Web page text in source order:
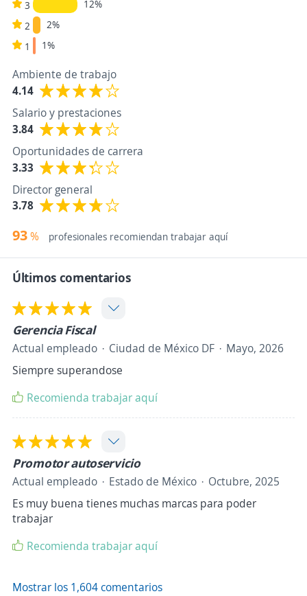
3
12%
2
2%
1
1%
Ambiente de trabajo
4.14
Salario y prestaciones
3.84
Oportunidades de carrera
3.33
Director general
3.78
93% profesionales recomiendan trabajar aquí
Últimos comentarios
Gerencia Fiscal
Actual empleado Ciudad de México DF
Mayo, 2026
Siempre superandose
Recomienda trabajar aquí
Promotor autoservicio
Actual empleado Estado de México
Octubre, 2025
Es muy buena tienes muchas marcas para poder
trabajar
Recomienda trabajar aquí
Mostrar los 1,604 comentarios